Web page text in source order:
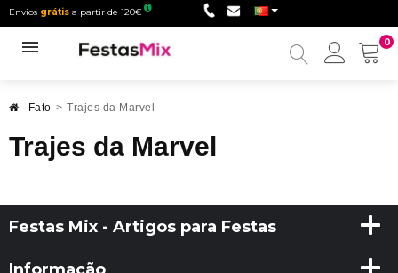
Envios grátis a partir de 120€
0
Minha
Fato > Trajes da Marvel
Trajes da Marvel
Festas Mix - Artigos para Festas